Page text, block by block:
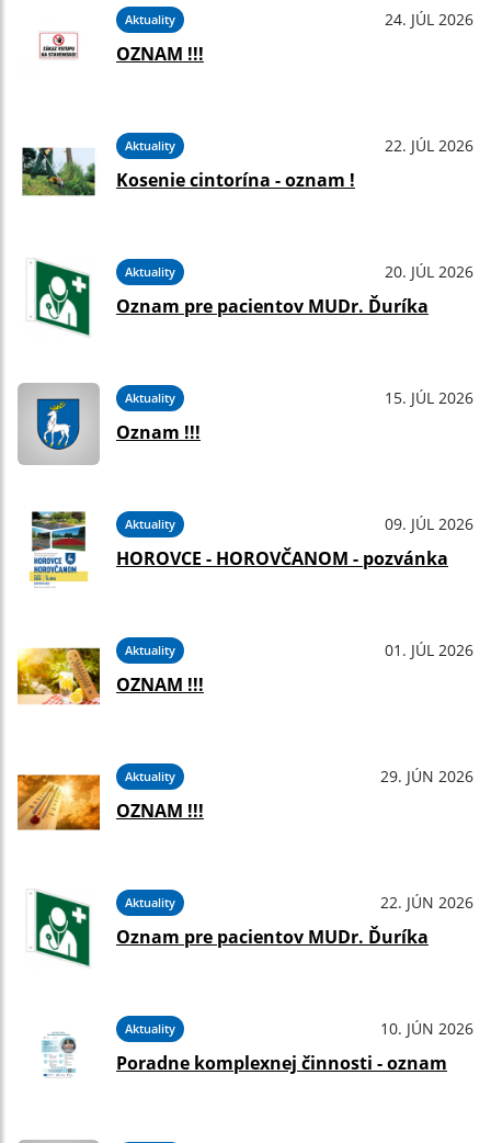
Aktuality 24. JÚL 2026
OZNAM !!!
Aktuality 22. JÚL 2026
Kosenie cintorína - oznam !
Aktuality 20. JÚL 2026
Oznam pre pacientov MUDr. Ďuríka
Aktuality 15. JÚL 2026
Oznam !!!
Aktuality 09. JÚL 2026
HOROVCE - HOROVČANOM - pozvánka
Aktuality 01. JÚL 2026
OZNAM !!!
Aktuality 29. JÚN 2026
OZNAM !!!
Aktuality 22. JÚN 2026
Oznam pre pacientov MUDr. Ďuríka
Aktuality 10. JÚN 2026
Poradne komplexnej činnosti - oznam